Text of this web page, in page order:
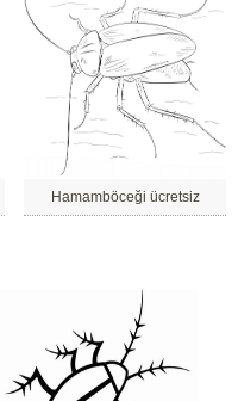
Hamamböceği ücretsiz